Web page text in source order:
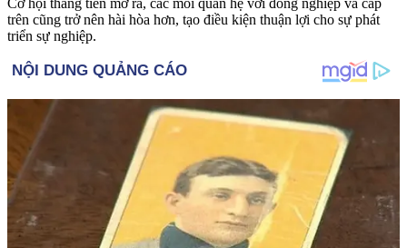
Cơ hội thăng tiến mở ra, các mối quan hệ với đồng nghiệp và cấp
trên cũng trở nên hài hòa hơn, tạo điều kiện thuận lợi cho sự phát
triển sự nghiệp.